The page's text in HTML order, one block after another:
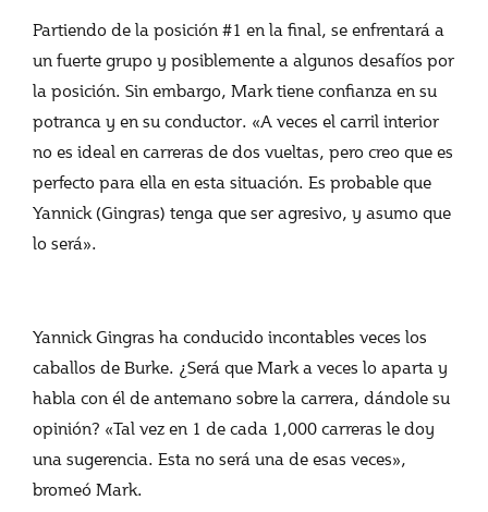
Partiendo de la posición #1 en la final, se enfrentará a
un fuerte grupo y posiblemente a algunos desafíos por
la posición. Sin embargo, Mark tiene confianza en su
potranca y en su conductor. «A veces el carril interior
no es ideal en carreras de dos vueltas, pero creo que es
perfecto para ella en esta situación. Es probable que
Yannick (Gingras) tenga que ser agresivo, y asumo que
lo será».
Yannick Gingras ha conducido incontables veces los
caballos de Burke. ¿Será que Mark a veces lo aparta y
habla con él de antemano sobre la carrera, dándole su
opinión? «Tal vez en 1 de cada 1,000 carreras le doy
una sugerencia. Esta no será una de esas veces»,
bromeó Mark.